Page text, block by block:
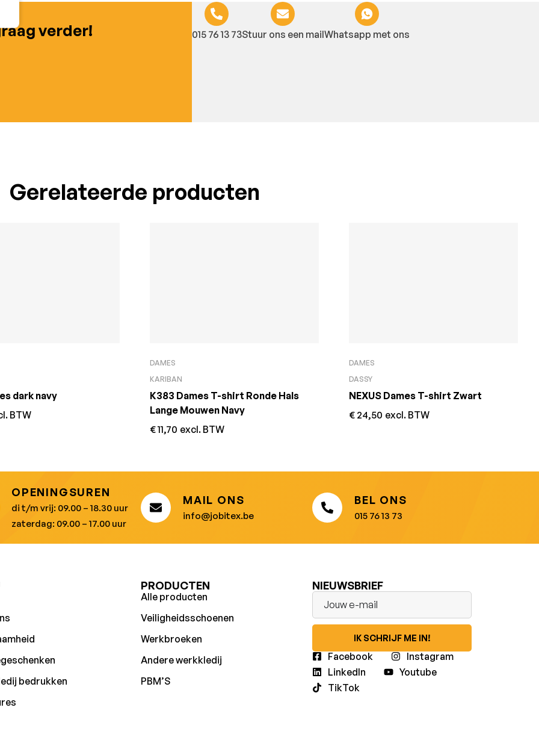
verder! 015 76 13 73Stuur ons een mailWhatsapp met ons
Gerelateerde producten
dark navy
BTW
DAMES
KARIBAN
K383 Dames T-shirt Ronde Hals
Lange Mouwen Navy
€11,70 excl. BTW
DAMES
DASSY
NEXUS Dames T-shirt Zwart
€ 24,50 excl. BTW
OPENINGSUREN
di t/m vrij: 09.00 – 18.30 uur
zaterdag: 09.00 – 17.00 uur
MAIL ONS
info@jobitex.be
BEL ONS
015 76 13 73
bedrukken
PRODUCTEN
Alle producten
Veiligheidsschoenen
Werkbroeken
Andere werkkledij
PBM’S
NIEUWSBRIEF
IK SCHRIJF ME IN!
Facebook
Instagram
LinkedIn
Youtube
TikTok